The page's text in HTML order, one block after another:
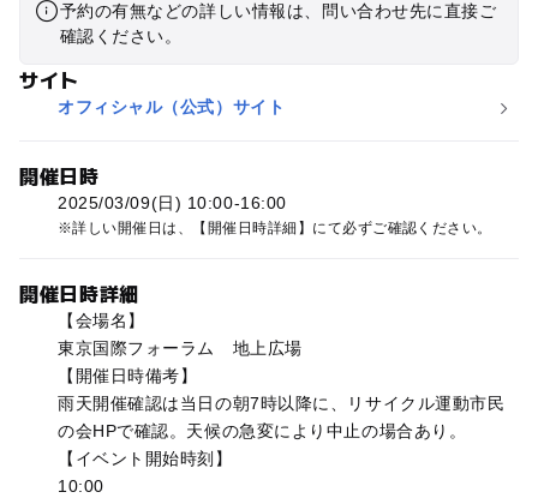
予約の有無などの詳しい情報は、問い合わせ先に直接ご
確認ください。
サイト
オフィシャル（公式）サイト
開催日時
2025/03/09(日) 10:00-16:00
詳しい開催日は、【開催日時詳細】にて必ずご確認ください。
開催日時詳細
【会場名】
東京国際フォーラム 地上広場
【開催日時備考】
雨天開催確認は当日の朝7時以降に、リサイクル運動市民
の会HPで確認。天候の急変により中止の場合あり。
【イベント開始時刻】
10:00